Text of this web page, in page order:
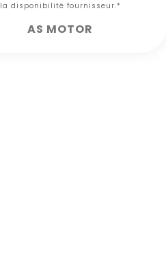
la disponibilité fournisseur.*
AS MOTOR